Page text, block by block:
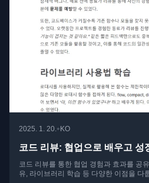
2025. 1. 20.• KO
코드 리뷰: 협업으로 배우고 성
코드 리뷰를 통한 협업 경험과 효과를 공
유, 라이브러리 학습 등 다양한 이점을 다